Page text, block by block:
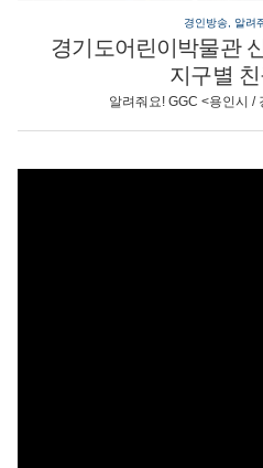
경인방송, 알려
경기도어린이박물관
지구별 친
알려줘요! GGC <용인시 /